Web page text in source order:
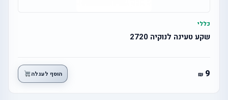
כללי
שקע טעינה לנוקיה 2720
9 הוסף לעגלה